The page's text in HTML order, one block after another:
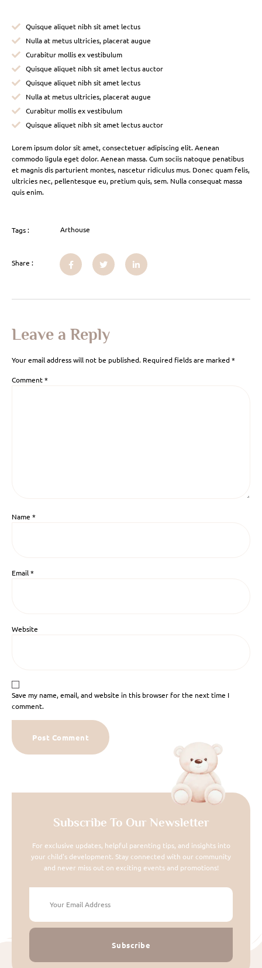
Quisque aliquet nibh sit amet lectus
Nulla at metus ultricies, placerat augue
Curabitur mollis ex vestibulum
Quisque aliquet nibh sit amet lectus auctor
Quisque aliquet nibh sit amet lectus
Nulla at metus ultricies, placerat augue
Curabitur mollis ex vestibulum
Quisque aliquet nibh sit amet lectus auctor
Lorem ipsum dolor sit amet, consectetuer adipiscing elit. Aenean
commodo ligula eget dolor. Aenean massa. Cum sociis natoque penatibus
et magnis dis parturient montes, nascetur ridiculus mus. Donec quam felis,
ultricies nec, pellentesque eu, pretium quis, sem. Nulla consequat massa
quis enim.
Tags : Arthouse
Share :
Leave a Reply
Your email address will not be published. Required fields are marked*
Comment*
Name *
Email*
Website
Save my name, email, and website in this browser for the next time I
comment.
Subscribe To Our Newsletter
For exclusive updates, helpful parenting tips, and insights into
your child's development. Stay connected with our community
and never miss out on exciting events and promotions!
Subscribe